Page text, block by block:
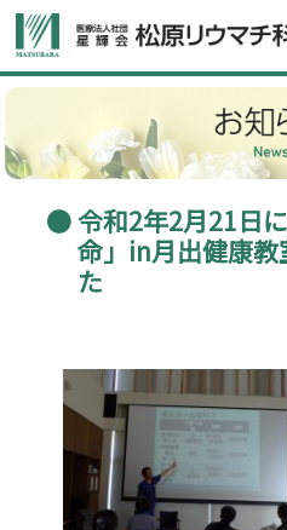
令和2年2月21日
命」in月出健康
た
ホーム
診療案内
入院
よくある質問
アクセス